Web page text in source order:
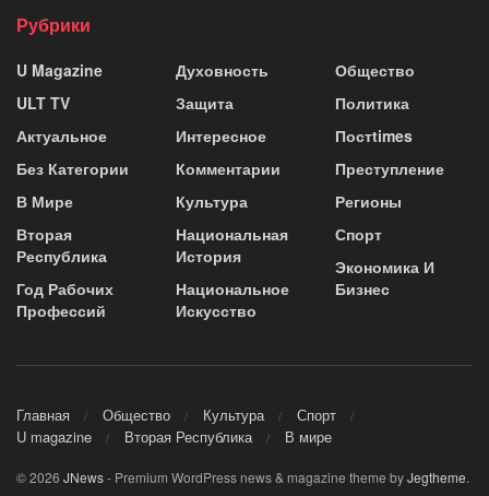
Рубрики
U Magazine
ULT TV
Актуальное
Без Категории
В Мире
Вторая
Республика
Год Рабочих
Профессий
Духовность
Защита
Интересное
Комментарии
Культура
Национальная
История
Национальное
Искусство
Общество
Политика
Постtimes
Преступление
Регионы
Спорт
Экономика И
Бизнес
Главная Общество Культура
Спорт
U magazine
Вторая Республика В мире
© 2026 JNews- Premium WordPress news & magazine theme byJegtheme.